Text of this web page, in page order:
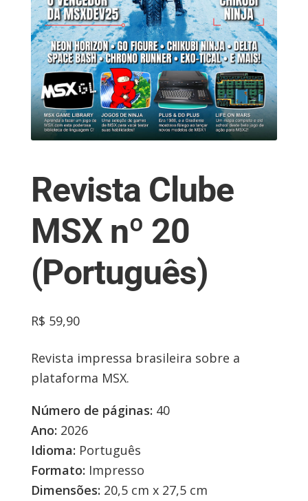
Revista Clube
MSX nº 20
(Português)
R$ 59,90
Revista impressa brasileira sobre a
plataforma MSX.
Número de páginas: 40
Ano: 2026
Idioma: Português
Formato: Impresso
Dimensões: 20,5 cm x 27,5 cm